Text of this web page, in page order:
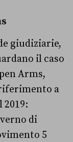
giudiziarie,
il caso
Arms,
a
di
5